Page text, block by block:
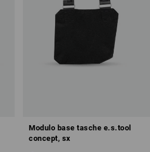
Modulo base tasche e.s.tool
concept, sx